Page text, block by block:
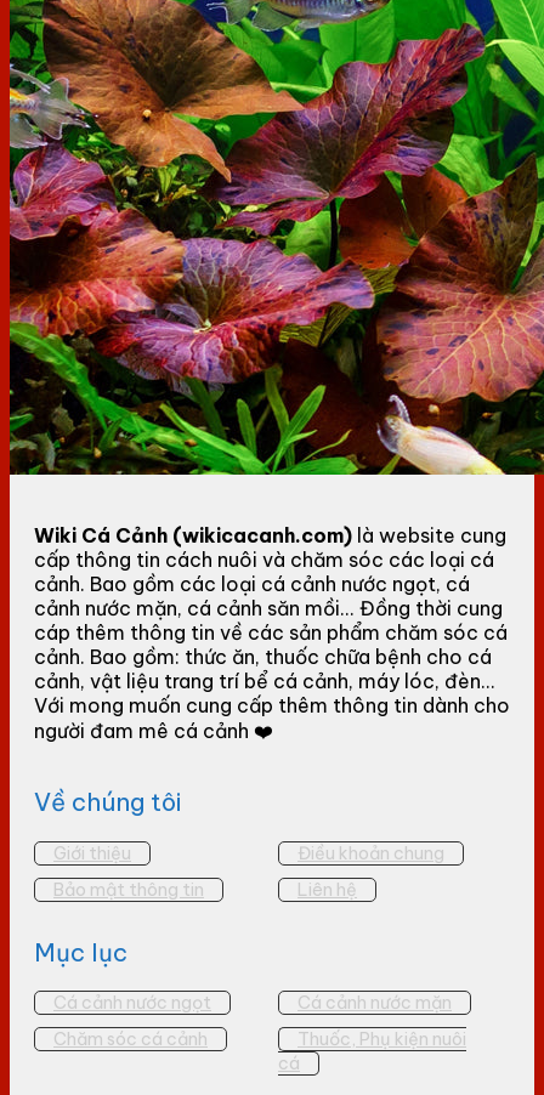
Wiki Cá Cảnh (wikicacanh.com) là website cung
cấp thông tin cách nuôi và chăm sóc các loại cá
cảnh. Bao gồm các loại cá cảnh nước ngọt, cá
cảnh nước mặn, cá cảnh săn mồi... Đồng thời cung
cáp thêm thông tin về các sản phẩm chăm sóc cá
cảnh. Bao gồm: thức ăn, thuốc chữa bệnh cho cá
cảnh, vật liệu trang trí bể cá cảnh, máy lóc, đèn...
Với mong muốn cung cấp thêm thông tin dành cho
người đam mê cá cảnh ❤️
Về chúng tôi
Giới thiệu
Điều khoản chung
Bảo mật thông tin
Liên hệ
Mục lục
Cá cảnh nước ngọt
Cá cảnh nước mặn
Chăm sóc cá cảnh
Thuốc, Phụ kiện nuôi
cá